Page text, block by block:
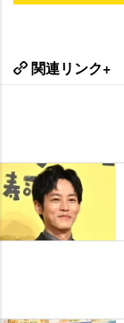
関連リンク+